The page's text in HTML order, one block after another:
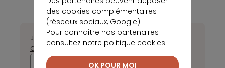
2025 2024 2023
Janvier Février Juin Août Septembre
Octobre
Décembre
des cookies complémentaires
(réseaux sociaux, Google).
Pour connaître nos partenaires
consultez notre politique cookies.
OK POUR MOI